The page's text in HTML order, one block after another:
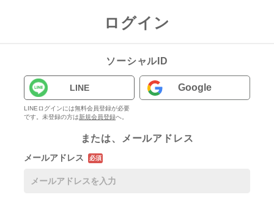
ログイン
ソーシャルID
LINE
LINEログインには無料会員登録が必要
です。未登録の方は新規会員登録へ。
Google
または、メールアドレス
メールアドレス 必須